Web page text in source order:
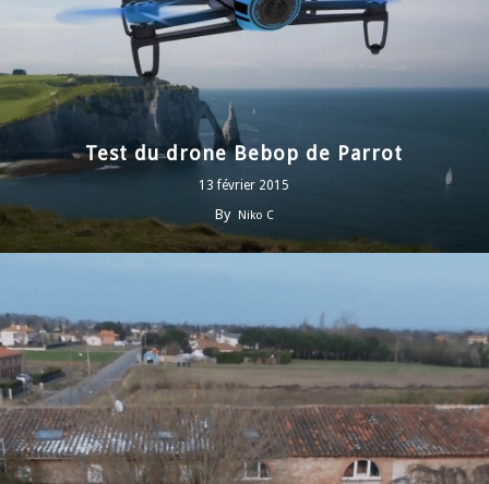
Test du drone Bebop de Parrot
13 février 2015
By Niko C